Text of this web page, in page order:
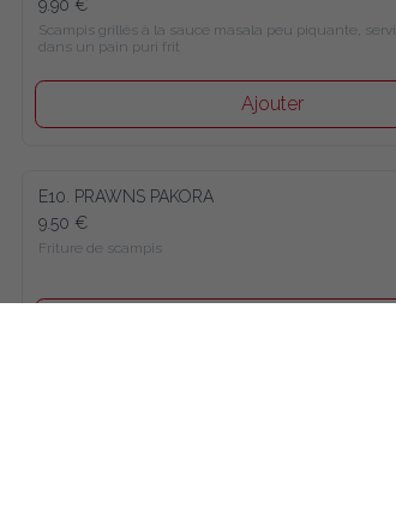
9.90 €
Scampis grillés à la sauce masala peu piquante, servi
dans un pain puri frit
Ajouter
E10. PRAWNS PAKORA
9.50 €
Friture de scampis